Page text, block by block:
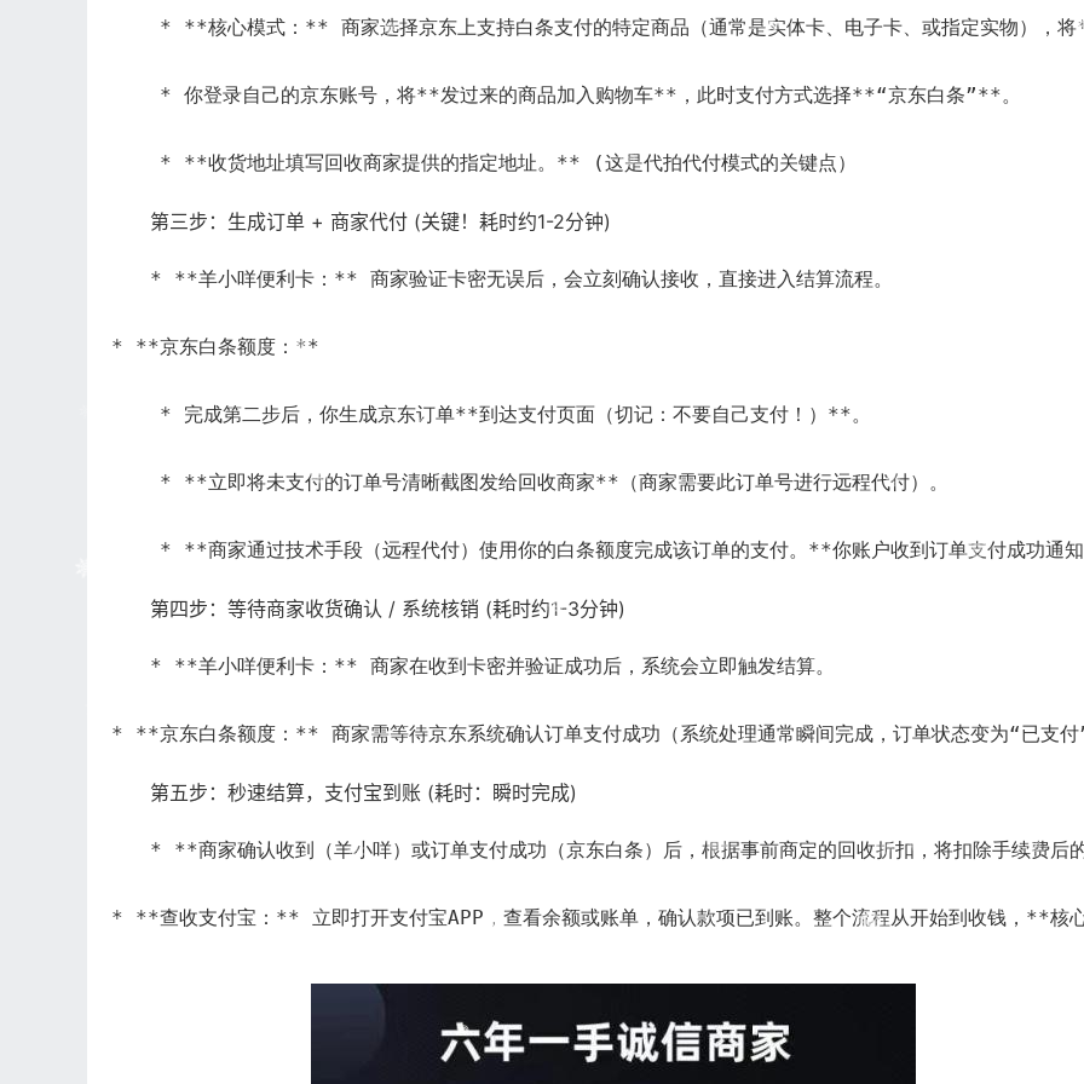
* **核心模式：** 商家选择京东上支持白条支付的特定商品（通常是实体卡、电子卡、或指定实物），将
* 你登录自己的京东账号，将**发过来的商品加入购物车**，此时支付方式选择**“京东白条”**。
* **收货地址填写回收商家提供的指定地址。** (这是代拍代付模式的关键点）
第三步：生成订单 + 商家代付 (关键！耗时约1-2分钟)
* **羊小咩便利卡：** 商家验证卡密无误后，会立刻确认接收，直接进入结算流程。
* **京东白条额度：**
* 完成第二步后，你生成京东订单**到达支付页面（切记：不要自己支付！）**。
* **立即将未支付的订单号清晰截图发给回收商家**（商家需要此订单号进行远程代付）。
* **商家通过技术手段（远程代付）使用你的白条额度完成该订单的支付。**你账户收到订单支付成功通
第四步：等待商家收货确认 / 系统核销 (耗时约1-3分钟)
* **羊小咩便利卡：** 商家在收到卡密并验证成功后，系统会立即触发结算。
* **京东白条额度：** 商家需等待京东系统确认订单支付成功（系统处理通常瞬间完成，订单状态变为“已支付”
第五步：秒速结算，支付宝到账 (耗时：瞬时完成)
* **商家确认收到（羊小咩）或订单支付成功（京东白条）后，根据事前商定的回收折扣，将扣除手续费
* **查收支付宝：** 立即打开支付宝APP，查看余额或账单，确认款项已到账。整个流程从开始到收钱，**核